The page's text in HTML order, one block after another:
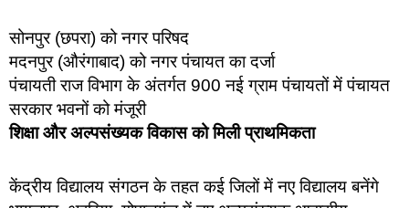
सोनपुर (छपरा) को नगर परिषद
मदनपुर (औरंगाबाद) को नगर पंचायत का दर्जा
पंचायती राज विभाग के अंतर्गत 900 नई ग्राम पंचायतों में पंचायत
सरकार भवनों को मंजूरी
शिक्षा और अल्पसंख्यक विकास को मिली प्राथमिकता
केंद्रीय विद्यालय संगठन के तहत कई जिलों में नए विद्यालय बनेंगे